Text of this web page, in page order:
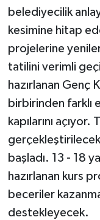
belediyecilik
kesimine hitap
projelerine
tatilini verimli
hazırlanan Genç
birbirinden farklı
kapılarını
başladı. 13 - 18
hazırlanan kurs
beceriler
destekleyecek.